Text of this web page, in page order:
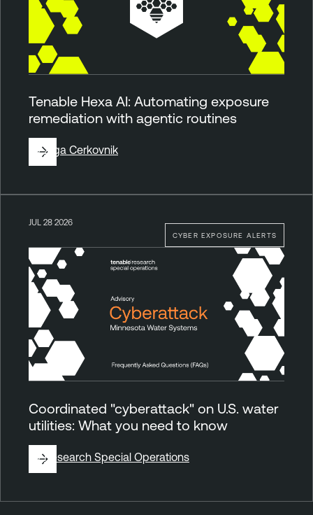
Tenable Hexa AI: Automating exposure
remediation with agentic routines
ByZiga Cerkovnik
CYBER EXPOSURE ALERTS
JUL 28 2026
Coordinated "cyberattack" on U.S. water
utilities: What you need to know
ByResearch Special Operations